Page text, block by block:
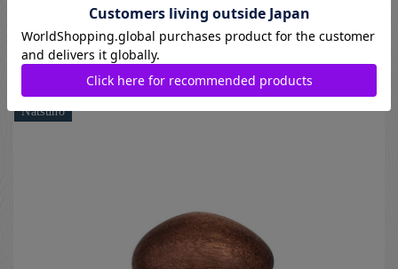
Natsuno